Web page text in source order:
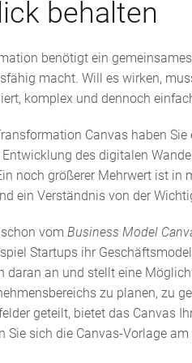
behalten
benötigt ein
macht. Will es wirken,
komplex und dennoch
Canvas haben
des digitalen
noch größerer Mehrwert ist in
ein Verständnis von der
vom Business Model
Startups ihr
daran an und stellt eine
zu planen, zu
geteilt, bietet das Canvas
Sie sich die Canvas-Vorlage